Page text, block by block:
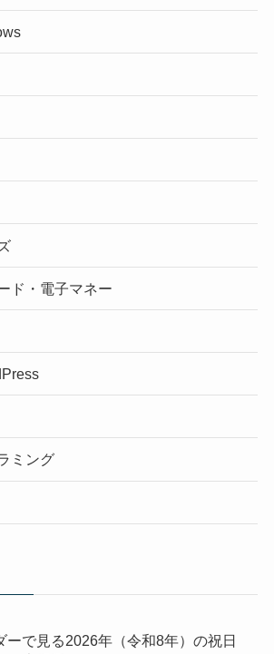
ド・電子マネー
ミング
ーで見る2026年（令和8年）の祝日